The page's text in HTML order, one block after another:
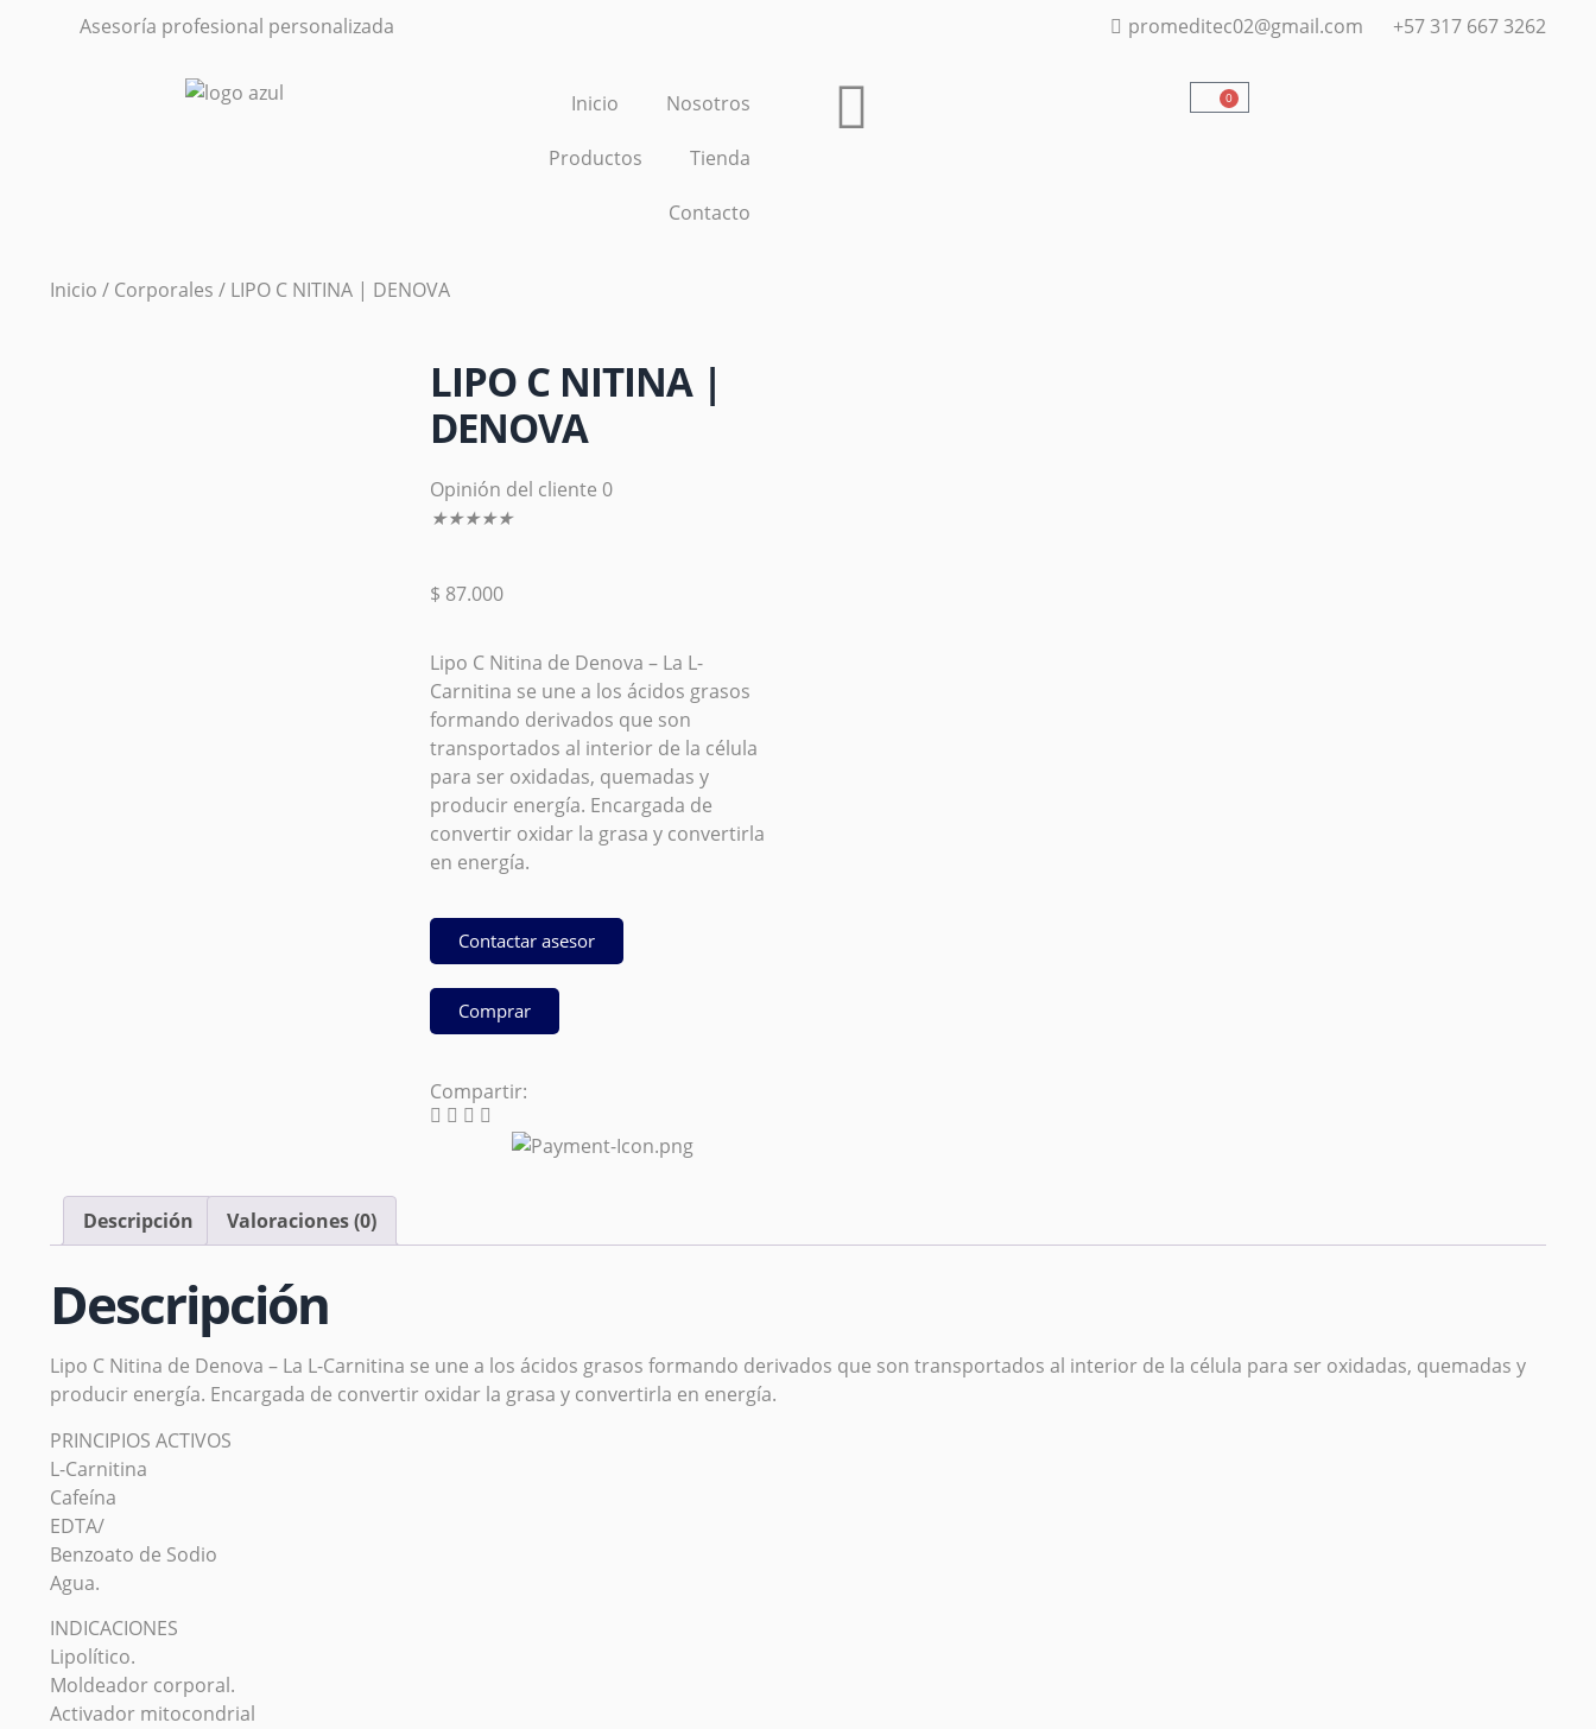
Asesoría profesional personalizada promeditec02@gmail.com +57 317 667 3262
Inicio Nosotros
Productos Tienda
Contacto
0
Inicio / Corporales / LIPO C NITINA | DENOVA
LIPO C NITINA |
DENOVA
Opinión del cliente 0
★★★★★
$ 87.000
Lipo C Nitina de Denova – La L-
Carnitina se une a los ácidos grasos
formando derivados que son
transportados al interior de la célula
para ser oxidadas, quemadas y
producir energía. Encargada de
convertir oxidar la grasa y convertirla
en energía.
Contactar asesor
Comprar
Compartir:
Descripción Valoraciones (0)
Descripción
Lipo C Nitina de Denova – La L-Carnitina se une a los ácidos grasos formando derivados que son transportados al interior de la célula para ser oxidadas, quemadas y
producir energía. Encargada de convertir oxidar la grasa y convertirla en energía.
PRINCIPIOS ACTIVOS
L-Carnitina
Cafeína
EDTA/
Benzoato de Sodio
Agua.
INDICACIONES
Lipolítico.
Moldeador corporal.
Activador mitocondrial